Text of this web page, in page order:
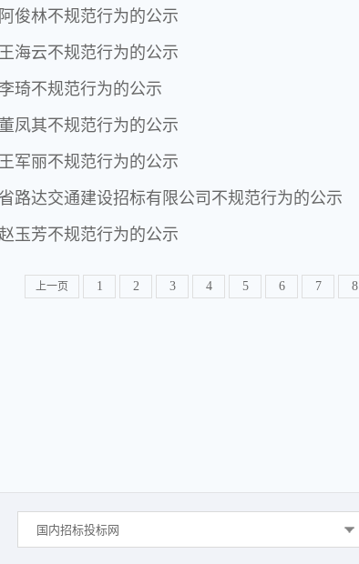
俊林不规范行为的公示
海云不规范行为的公示
琦不规范行为的公示
凤其不规范行为的公示
军丽不规范行为的公示
路达交通建设招标有限公司不规范行为的公示
玉芳不规范行为的公示
上一页 1 2 3 4 5 6 7 8
国内招标投标网